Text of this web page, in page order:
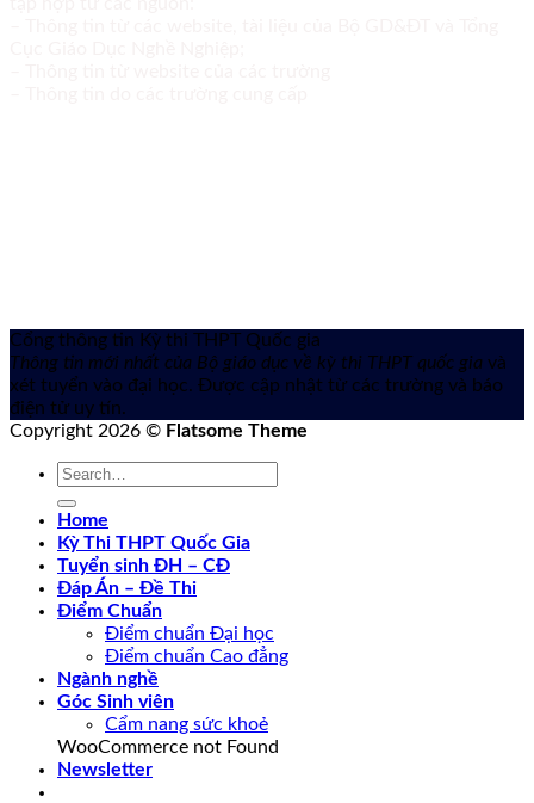
Cổng thông tin Kỳ thi THPT Quốc gia
Thông tin mới nhất của Bộ giáo dục về kỳ thi THPT quốc gia và
xét tuyển vào đại học. Được cập nhật từ các trường và báo
điện tử uy tín.
Copyright 2026 © Flatsome Theme
Home
Kỳ Thi THPT Quốc Gia
Tuyển sinh ĐH – CĐ
Đáp Án – Đề Thi
Điểm Chuẩn
Điểm chuẩn Đại học
Điểm chuẩn Cao đẳng
Ngành nghề
Góc Sinh viên
Cẩm nang sức khoẻ
WooCommerce not Found
Newsletter